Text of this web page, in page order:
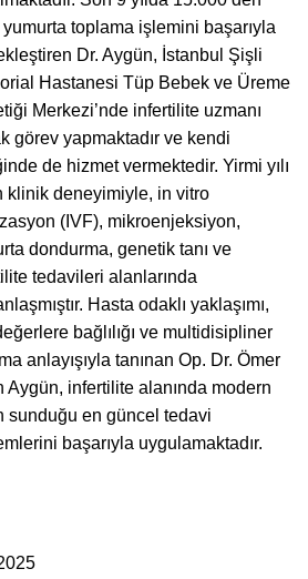
toplama işlemini başarıyla
Dr. Aygün, İstanbul Şişli
Hastanesi Tüp Bebek ve Üreme
Merkezi’nde infertilite uzmanı
görev yapmaktadır ve kendi
de hizmet vermektedir. Yirmi yılı
klinik deneyimiyle, in vitro
(IVF), mikroenjeksiyon,
dondurma, genetik tanı ve
tedavileri alanlarında
Hasta odaklı yaklaşımı,
bağlılığı ve multidisipliner
anlayışıyla tanınan Op. Dr. Ömer
Aygün, infertilite alanında modern
sunduğu en güncel tedavi
başarıyla uygulamaktadır.